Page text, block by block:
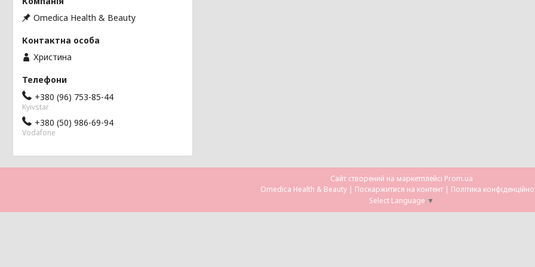
Omedica Health & Beauty
Христина
+380 (96) 753-85-44
Kyivstar
+380 (50) 986-69-94
Vodafone
Сайт створений на маркетплейсі Prom.ua
Omedica Health & Beauty | Поскаржитися на контент | Політика
Select Language ▼